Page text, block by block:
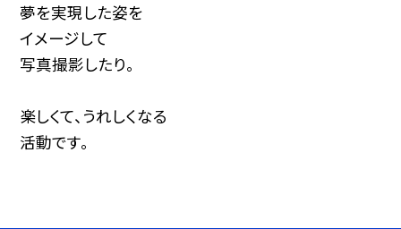
夢を実現した姿を
イメージして
写真撮影したり。
楽しくて、うれしくなる
活動です。